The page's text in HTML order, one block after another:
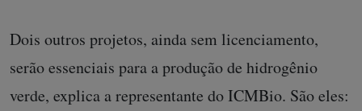
Dois outros projetos, ainda sem licenciamento,
serão essenciais para a produção de hidrogênio
verde, explica a representante do ICMBio. São eles: